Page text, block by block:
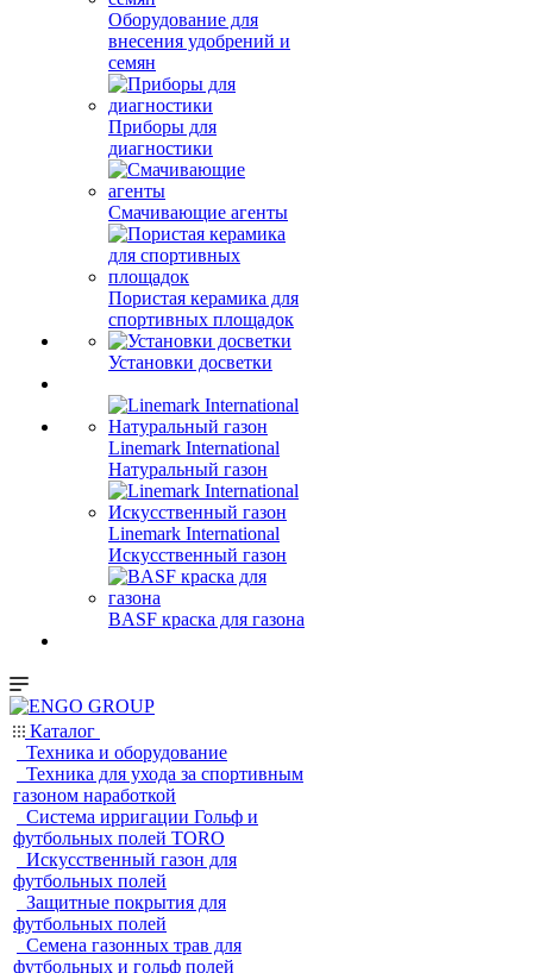
Оборудование для
внесения удобрений и
семян
Приборы для
диагностики
Смачивающие агенты
Пористая керамика для
спортивных площадок
Установки досветки
Linemark International
Натуральный газон
Linemark International
Искусственный газон
BASF краска для газона
Каталог
Техника и оборудование
Техника для ухода за спортивным
газоном наработкой
Система ирригации Гольф и
футбольных полей TORO
Искусственный газон для
футбольных полей
Защитные покрытия для
футбольных полей
Семена газонных трав для
футбольных и гольф полей